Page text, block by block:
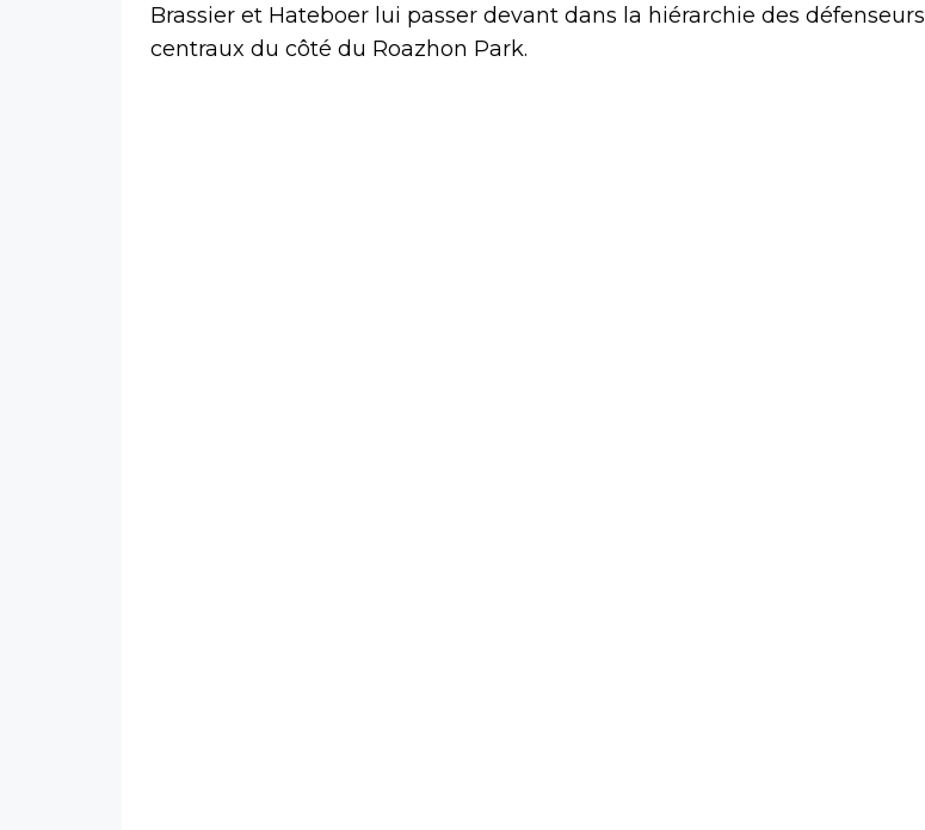
Brassier et Hateboer lui passer devant dans la hiérarchie des défenseurs
centraux du côté du Roazhon Park.